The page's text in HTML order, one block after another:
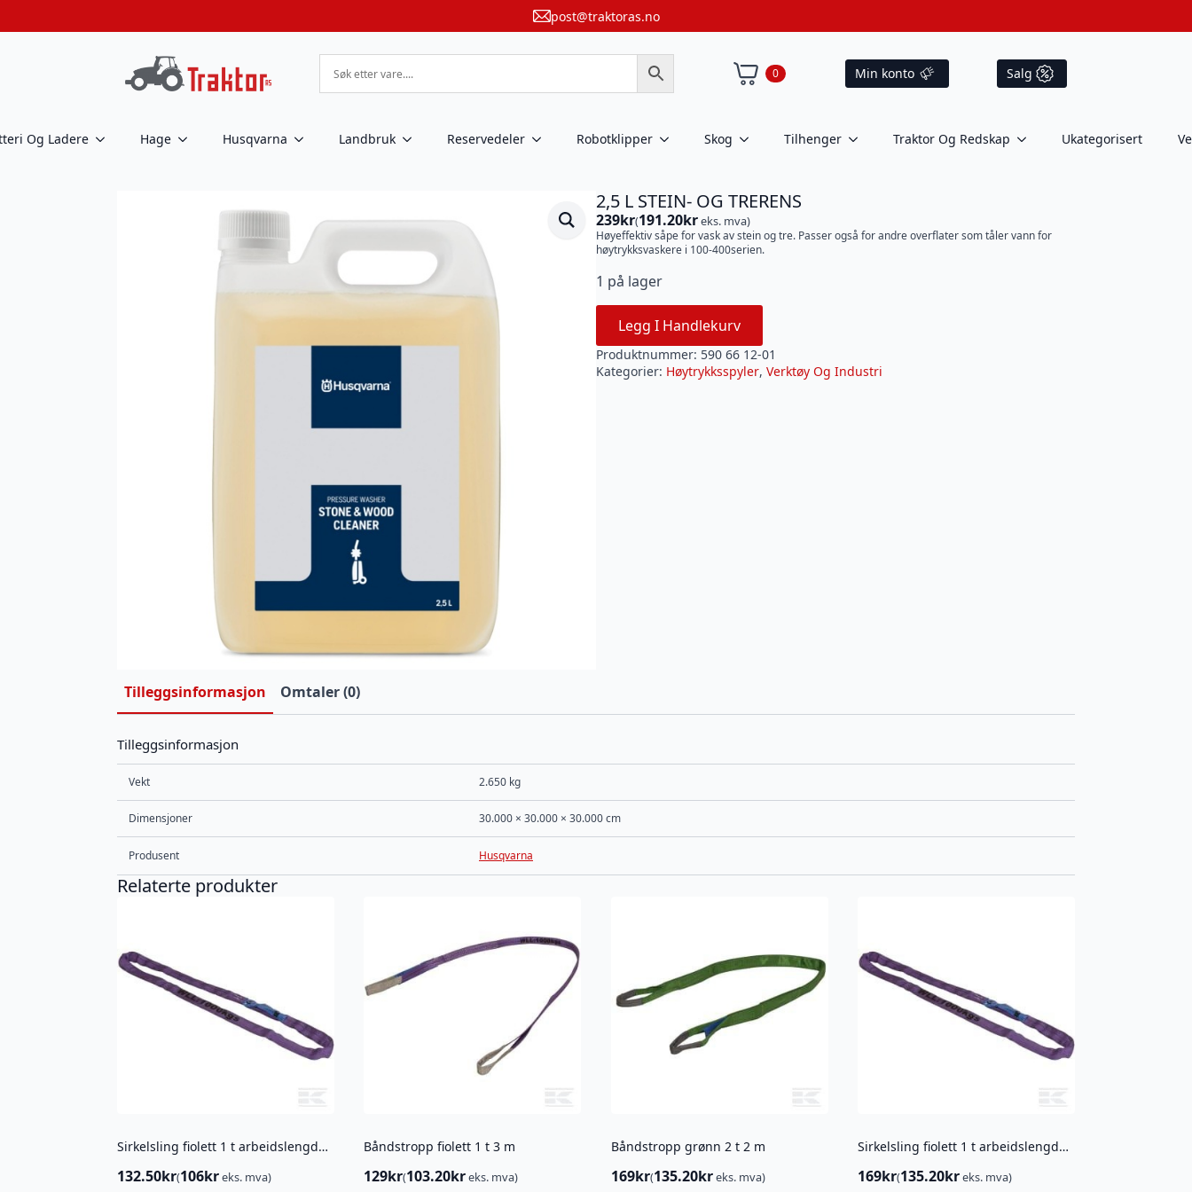
post@traktoras.no
0 Min konto Salg
Og Ladere Hage Husqvarna Landbruk Reservedeler Robotklipper Skog Tilhenger Traktor Og Redskap Ukategorisert
2,5 L STEIN- OG TRERENS
239kr(191.20kreks. mva)
Høyeffektiv såpe for vask av stein og tre. Passer også for andre overflater som tåler vann for
høytrykksvaskere i 100-400serien.
1 på lager
Legg I Handlekurv
Produktnummer: 590 66 12-01
Kategorier: Høytrykksspyler, Verktøy Og Industri
Tilleggsinformasjon Omtaler (0)
Tilleggsinformasjon
Vekt 2.650 kg
Dimensjoner 30.000 × 30.000 × 30.000 cm
Produsent Husqvarna
Relaterte produkter
Sirkelsling fiolett 1 t arbeidslengde 1 m
132.50kr(106kreks. mva)
Båndstropp fiolett 1 t 3 m
129kr(103.20kreks. mva)
Båndstropp grønn 2 t 2 m
169kr(135.20kreks. mva)
Sirkelsling fiolett 1 t arbeidslengde 3 m
169kr(135.20kreks. mva)